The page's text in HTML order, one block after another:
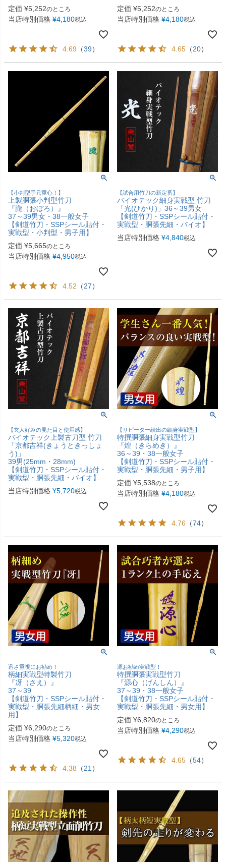
定価 ¥5,252のところ
当店特別価格 ¥4,180税込
4.69 （39）
定価 ¥5,252のところ
当店特別価格 ¥4,180税込
4.65 （20）
【小判型手元重心！】
上製胴張小判型竹刀
『朧（おぼろ）』
37～39男女・38一般女子
【剣道竹刀・SSPシール貼付・
実戦型・小判型・男子用】
定価 ¥5,665のところ
当店特別価格 ¥4,950税込
4.52 （27）
【試合用竹刀の新定番】
バイオテック細身実戦型 竹刀
「光(ひかり)」36～39男女
【剣道竹刀・SSPシール貼付・
実戦型・胴張先細・バイオ】
当店特別価格 ¥4,840税込
【玄人好みの見た目と使用感】
バイオテック上製古刀型 竹刀
「京都吉祥(きょうときっしょ
う)」
39男(25mm・28mm)
【剣道竹刀・SSPシール貼付・
実戦型・胴張先細・バイオ】
当店特別価格 ¥5,720税込
【リピーター続出の細身実戦型】
特撰胴張細身実戦型竹刀
『煌（きらめき）』
36～39・38一般女子
【剣道竹刀・SSPシール貼付・
実戦型・胴張先細・男子用】
定価 ¥5,538のところ
当店特別価格 ¥4,180税込
4.76 （74）
迅さ重視にお勧め！
柄細実戦型特製竹刀
『冴（さえ）』
37～39
【剣道竹刀・SSPシール貼付・
実戦型・胴張先細柄細・男女
用】
定価 ¥6,290のところ
当店特別価格 ¥5,320税込
4.38 （21 ）
源お勧め実戦型！
特撰胴張実戦型竹刀
『源心（げんしん）』
37～39・38一般女子
【剣道竹刀・SSPシール貼付・
実戦型・胴張先細・男女用】
定価 ¥6,820のところ
当店特別価格 ¥4,290税込
4.65 （54）